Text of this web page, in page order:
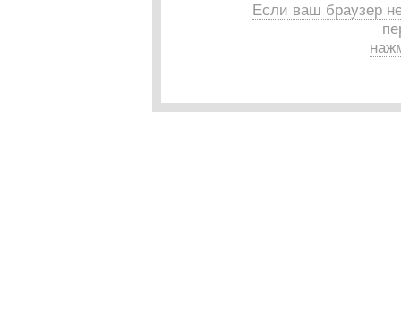
Если ваш браузер